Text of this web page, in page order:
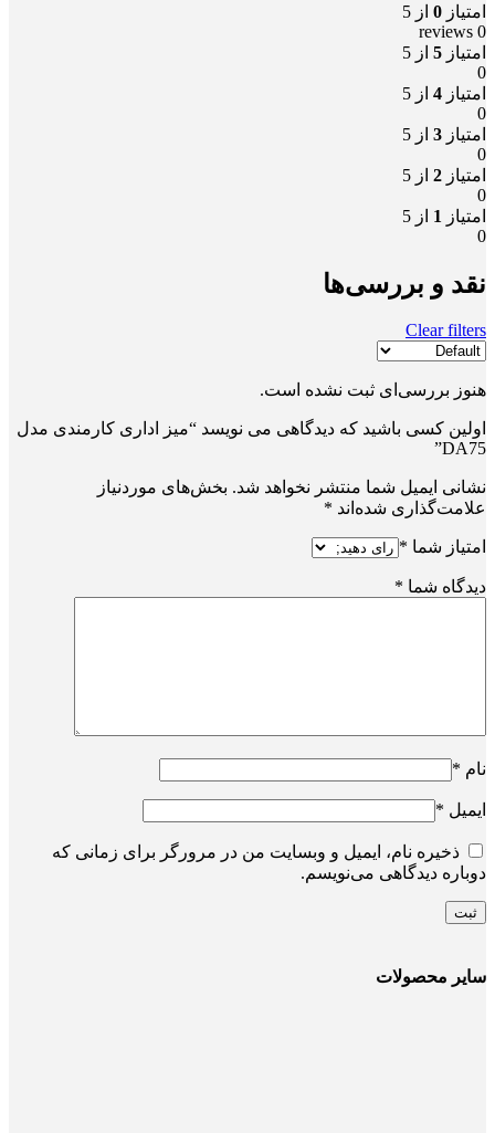
امتیاز 0 از 5
0 reviews
امتیاز 5 از 5
0
امتیاز 4 از 5
0
امتیاز 3 از 5
0
امتیاز 2 از 5
0
امتیاز 1 از 5
0
نقد و بررسی‌ها
Clear filters
هنوز بررسی‌ای ثبت نشده است.
اولین کسی باشید که دیدگاهی می نویسد “میز اداری کارمندی مدل
DA75”
نشانی ایمیل شما منتشر نخواهد شد. بخش‌های موردنیاز
علامت‌گذاری شده‌اند *
امتیاز شما *
دیدگاه شما *
نام *
ایمیل *
ذخیره نام، ایمیل و وبسایت من در مرورگر برای زمانی که
دوباره دیدگاهی می‌نویسم.
سایر محصولات